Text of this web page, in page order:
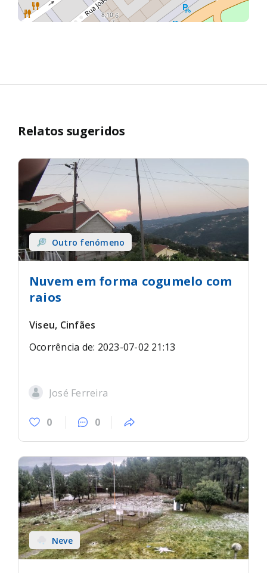
Relatos sugeridos
Outro fenómeno
Nuvem em forma cogumelo com
raios
Viseu, Cinfães
Ocorrência de: 2023-07-02 21:13
José Ferreira
0 0
Neve